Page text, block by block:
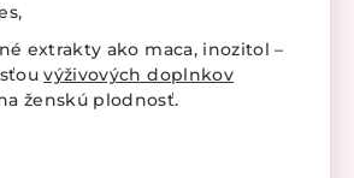
extrakty ako maca, inozitol –
výživových doplnkov
ženskú plodnosť.